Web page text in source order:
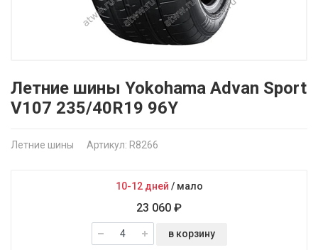
Летние шины Yokohama Advan Sport
V107 235/40R19 96Y
Летние шины Артикул: R8266
10-12 дней / мало
23 060 ₽
в корзину